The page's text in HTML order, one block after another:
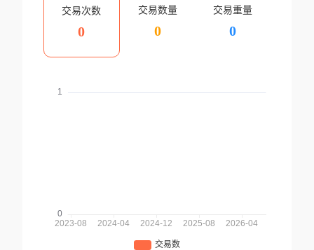
交易次数
0
交易数量
0
交易重量
0